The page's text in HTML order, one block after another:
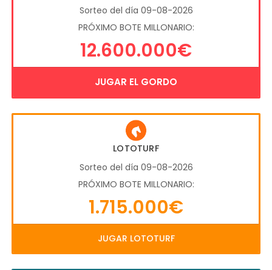
Sorteo del día 09-08-2026
PRÓXIMO BOTE MILLONARIO:
12.600.000€
JUGAR EL GORDO
LOTOTURF
Sorteo del día 09-08-2026
PRÓXIMO BOTE MILLONARIO:
1.715.000€
JUGAR LOTOTURF